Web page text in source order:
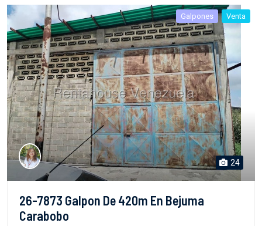
Galpones Venta
24
26-7873 Galpon De 420m En Bejuma
Carabobo